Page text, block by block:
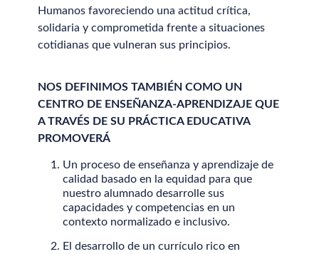
Humanos favoreciendo una actitud crítica,
solidaria y comprometida frente a situaciones
cotidianas que vulneran sus principios.
NOS DEFINIMOS TAMBIÉN COMO UN
CENTRO DE ENSEÑANZA-APRENDIZAJE QUE
A TRAVÉS DE SU PRÁCTICA EDUCATIVA
PROMOVERÁ
Un proceso de enseñanza y aprendizaje de
calidad basado en la equidad para que
nuestro alumnado desarrolle sus
capacidades y competencias en un
contexto normalizado e inclusivo.
El desarrollo de un currículo rico en